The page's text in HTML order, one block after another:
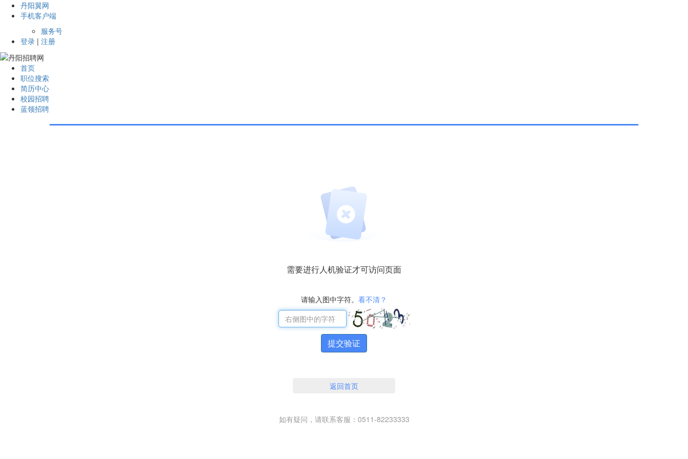
丹阳翼网
手机客户端
服务号
登录 | 注册
首页
职位搜索
简历中心
校园招聘
蓝领招聘
需要进行人机验证才可访问页面
请输入图中字符。 看不清？
提交验证
返回首页
如有疑问，请联系客服：0511-82233333